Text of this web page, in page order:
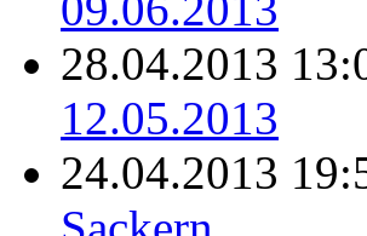
28.04.2013
12.05.2013
24.04.2013